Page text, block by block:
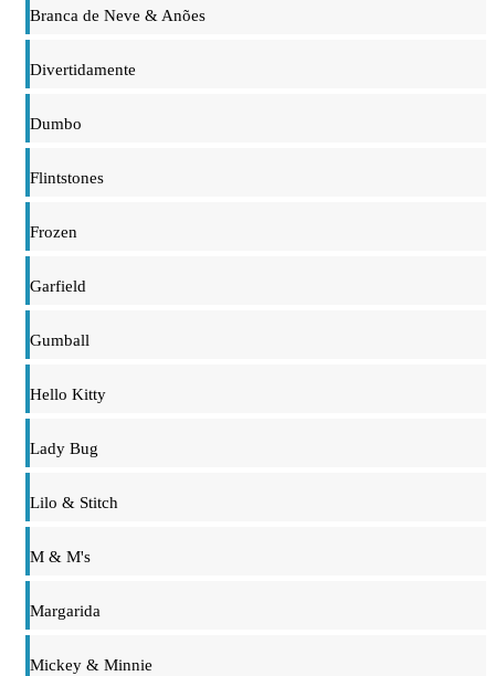
Branca de Neve & Anões
Divertidamente
Dumbo
Flintstones
Frozen
Garfield
Gumball
Hello Kitty
Lady Bug
Lilo & Stitch
M & M's
Margarida
Mickey & Minnie